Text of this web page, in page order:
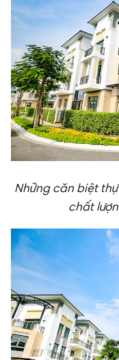
Những căn biệt
chất